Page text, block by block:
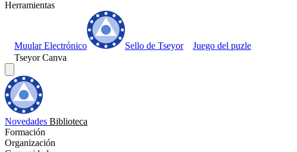
Herramientas
Muular Electrónico Sello de Tseyor
Juego del puzle
Tseyor Canva
Novedades Biblioteca
Formación
Organización